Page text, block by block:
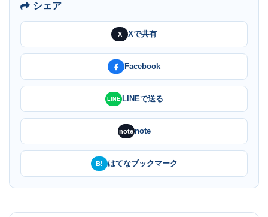
シェア
X Xで共有
Facebook
LINE LINEで送る
notenote
B! はてなブックマーク